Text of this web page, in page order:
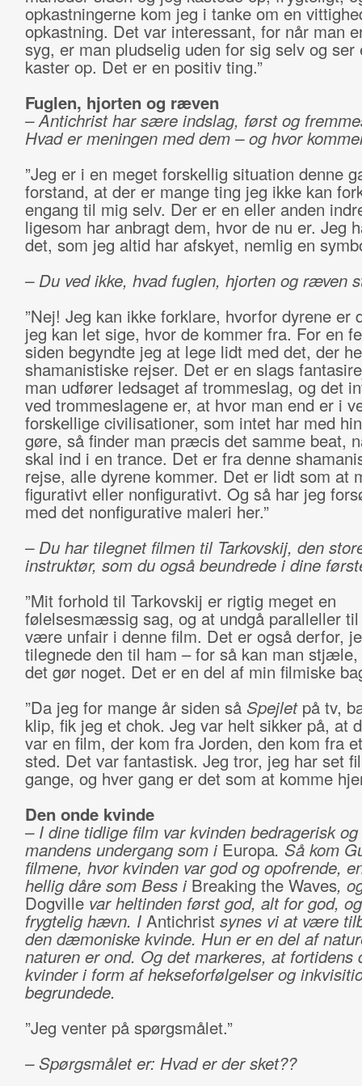
opkastningerne kom jeg i tanke om en
opkastning. Det var interessant, for når man
syg, er man pludselig uden for sig selv og ser
kaster op. Det er en positiv ting.”
Fuglen, hjorten og ræven
– Antichrist har sære indslag, først og
Hvad er meningen med dem – og hvor
”Jeg er i en meget forskellig situation denne
forstand, at der er mange ting jeg ikke kan
engang til mig selv. Der er en eller anden
ligesom har anbragt dem, hvor de nu er. Jeg
det, som jeg altid har afskyet, nemlig en
– Du ved ikke, hvad fuglen, hjorten og ræven
”Nej! Jeg kan ikke forklare, hvorfor dyrene er
jeg kan let sige, hvor de kommer fra. For en
siden begyndte jeg at lege lidt med det, der
shamanistiske rejser. Det er en slags
man udfører ledsaget af trommeslag, og det
ved trommeslagene er, at hvor man end er i
forskellige civilisationer, som intet har med
gøre, så finder man præcis det samme beat,
skal ind i en trance. Det er fra denne
rejse, alle dyrene kommer. Det er lidt som at
figurativt eller nonfigurativt. Og så har jeg
med det nonfigurative maleri her.”
– Du har tilegnet filmen til Tarkovskij, den
instruktør, som du også beundrede i dine
”Mit forhold til Tarkovskij er rigtig meget en
følelsesmæssig sag, og at undgå paralleller
være unfair i denne film. Det er også derfor,
tilegnede den til ham – for så kan man stjæle,
det gør noget. Det er en del af min filmiske
”Da jeg for mange år siden så Spejlet på tv,
klip, fik jeg et chok. Jeg var helt sikker på, at
var en film, der kom fra Jorden, den kom fra
sted. Det var fantastisk. Jeg tror, jeg har set
gange, og hver gang er det som at komme
Den onde kvinde
– I dine tidlige film var kvinden bedragerisk
mandens undergang som i Europa. Så kom
filmene, hvor kvinden var god og opofrende,
hellig dåre som Bess iBreaking the Waves,
Dogvillevar heltinden først god, alt for god,
frygtelig hævn. I Antichrist synes vi at være
den dæmoniske kvinde. Hun er en del af
naturen er ond. Og det markeres, at fortidens
kvinder i form af hekseforfølgelser og
begrundede.
”Jeg venter på spørgsmålet.”
– Spørgsmålet er: Hvad er der sket??